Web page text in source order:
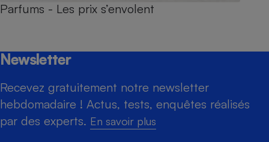
Parfums - Les prix s’envolent
Newsletter
Recevez gratuitement notre newsletter
hebdomadaire ! Actus, tests, enquêtes réalisés
par des experts. En savoir plus